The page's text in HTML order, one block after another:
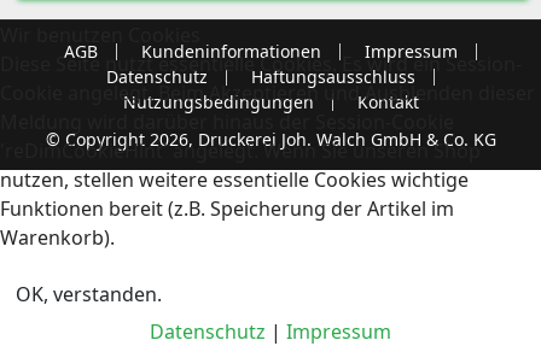
AGB Kundeninformationen
Impressum
Datenschutz
Haftungsausschluss
Nutzungsbedingungen
Kontakt
© Copyright 2026, Druckerei Joh. Walch GmbH & Co. KG
Diese Seite nutzt essentielle Cookies. Es wird ein Session-
Cookie angelegt. Beim Akzeptieren und Ausblenden dieser
Meldung wird darüber hinaus der Session-Cookie
'reDimCookieHint' angelegt. Wenn Sie unseren Shop
nutzen, stellen weitere essentielle Cookies wichtige
Funktionen bereit (z.B. Speicherung der Artikel im
Warenkorb).
OK, verstanden.
Datenschutz | Impressum